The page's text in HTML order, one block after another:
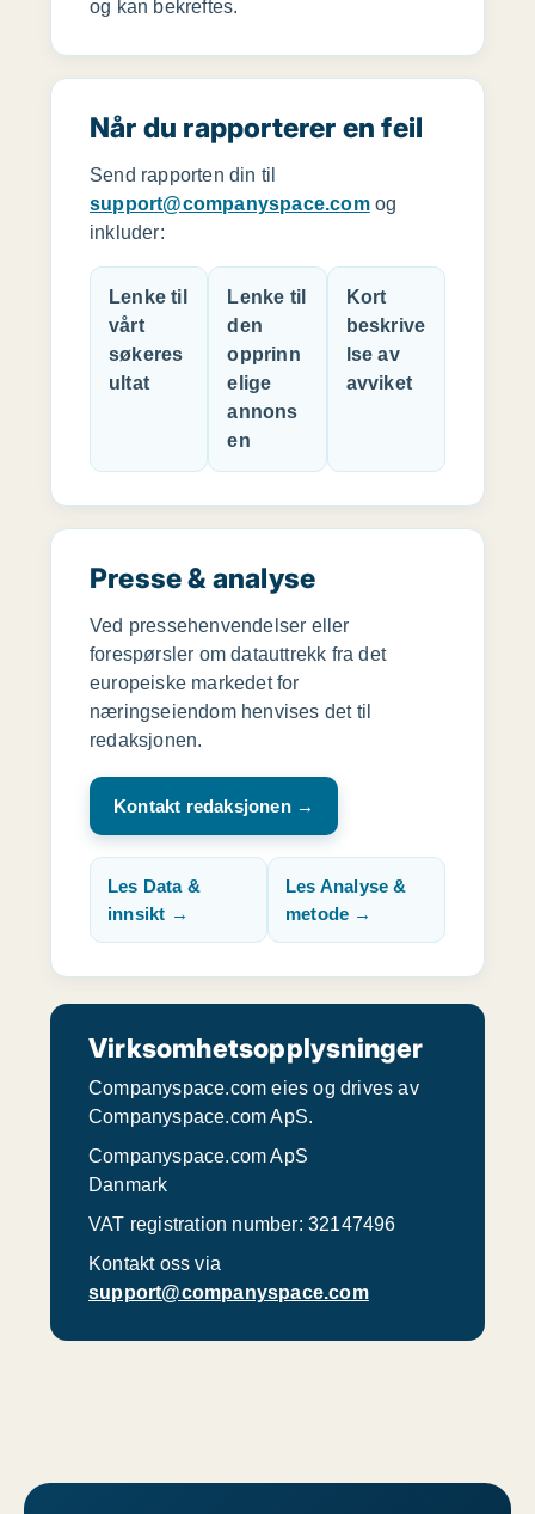
og kan bekreftes.
Når du rapporterer en feil
Send rapporten din til
support@companyspace.comog
inkluder:
Lenke til
vårt
søkeres
ultat
Lenke til
den
opprinn
elige
annons
en
Kort
beskrive
lse av
avviket
Presse & analyse
Ved pressehenvendelser eller
forespørsler om datauttrekk fra det
europeiske markedet for
næringseiendom henvises det til
redaksjonen.
Kontakt redaksjonen →
Les Data &
innsikt →
Les Analyse &
metode →
Virksomhetsopplysninger
Companyspace.com eies og drives av
Companyspace.com ApS.
Companyspace.com ApS
Danmark
VAT registration number: 32147496
Kontakt oss via
support@companyspace.com